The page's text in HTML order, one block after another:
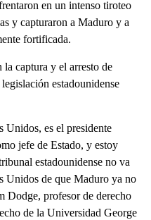
en un intenso tiroteo
y capturaron a Maduro y a
fortificada.
captura y el arresto de
estadounidense
Unidos, es el presidente
jefe de Estado, y estoy
estadounidense no va
Unidos de que Maduro ya no
Dodge, profesor de derecho
de la Universidad George